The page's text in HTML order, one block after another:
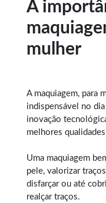
A
mulher
A maquiagem, para
indispensável no
inovação
melhores
Uma maquiagem
pele, valorizar
disfarçar ou até
realçar traços.